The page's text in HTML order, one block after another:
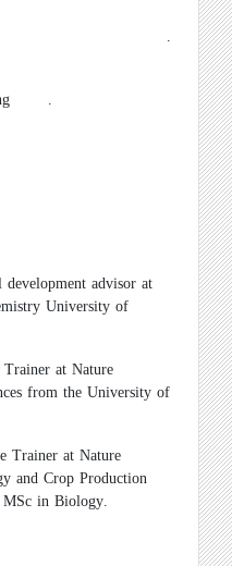
.
.
advisor at
University of
at Nature
from the University of
Trainer at Nature
and Crop Production
in Biology.